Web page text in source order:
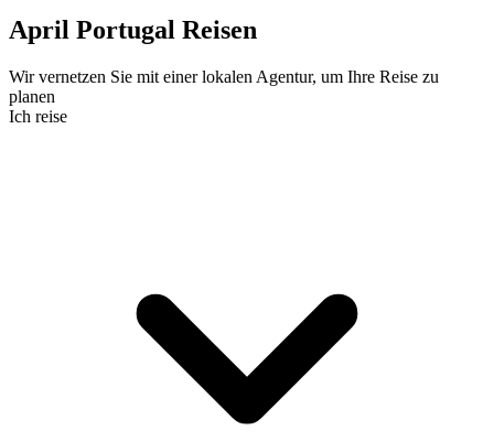
April Portugal Reisen
Wir vernetzen Sie mit einer lokalen Agentur, um Ihre Reise zu
planen
Ich reise